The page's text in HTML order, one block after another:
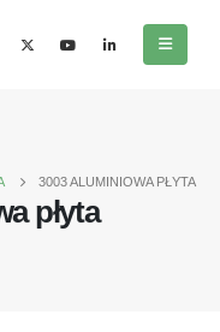
3003 ALUMINIOWA PŁYTA
płyta